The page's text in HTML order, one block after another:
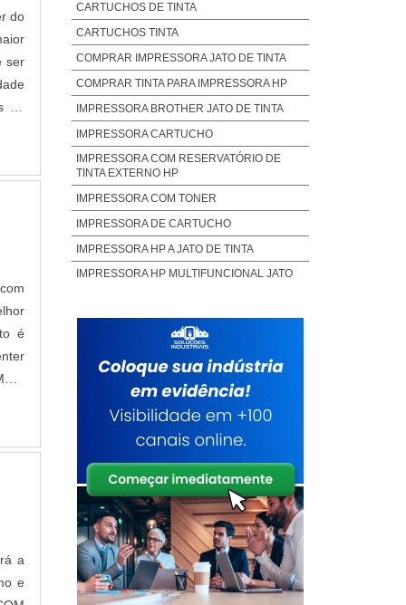
do
ser
é
a
e
CARTUCHOS DE TINTA
CARTUCHOS TINTA
COMPRAR IMPRESSORA JATO DE TINTA
COMPRAR TINTA PARA IMPRESSORA HP
IMPRESSORA BROTHER JATO DE TINTA
IMPRESSORA CARTUCHO
IMPRESSORA COM RESERVATÓRIO DE
TINTA EXTERNO HP
IMPRESSORA COM TONER
IMPRESSORA DE CARTUCHO
IMPRESSORA HP A JATO DE TINTA
IMPRESSORA HP MULTIFUNCIONAL JATO
IMPRESSORA JATO DE TINTA PREÇO
IMPRESSORA JATO TINTA HP
IMPRESSORA MULTIFUNCIONAL HP JATO
MULTIFUNCIONAL HP TANQUE DE TINTA
PREÇO DE CARTUCHO
PREÇO DE CARTUCHO DE IMPRESSORA
PREÇO DE TINTA PARA IMPRESSORA HP
TINTA CARTUCHO HP